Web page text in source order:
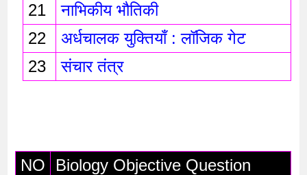
21
नाभिकीय भौतिकी
22
अर्धचालक युक्तियाँ : लॉजिक गेट
23
संचार तंत्र
NO
Biology Objective Question